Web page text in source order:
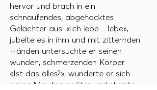
hervor und brach in ein
schnaufendes, abgehacktes
Gelächter aus. «Ich lebe ... lebe»,
jubelte es in ihm und mit zitternden
Händen untersuchte er seinen
wunden, schmerzenden Körper.
«Ist das alles?», wunderte er sich
einige Minuten später und starrte